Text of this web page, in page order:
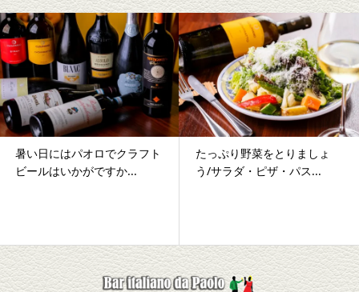
たっぷり野菜をとりましょ
う/サラダ・ピザ・パス...
パオロ自慢の窯で焼いたサク
サクの生地のパニーニ...